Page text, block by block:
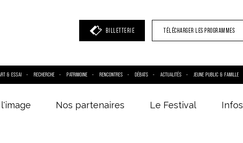
BILLETTERIE TÉLÉCHARGER LES PROGRAMMES
& ESSAI RECHERCHE PATRIMOINE RENCONTRES DÉBATS ACTUALITÉS JEUNE PUBLIC & FAMILLE
Nos partenaires Le Festival Infos